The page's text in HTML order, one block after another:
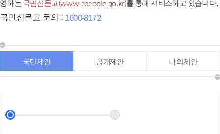
영하는 국민신문고(www.epeople.go.kr)를 통해 서비스하고 있습니다.
국민신문고 문의 : 1600-8172
국민제안 공개제안 나의제안